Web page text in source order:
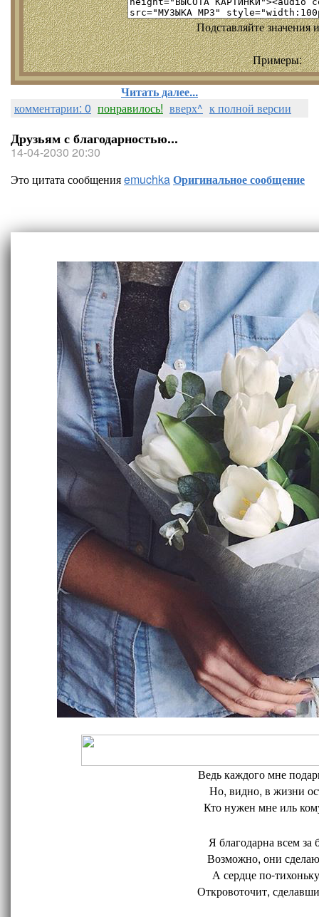
Подставляйте значения
Примеры:
Читать далее...
комментарии: 0 понравилось! вверх^ к полной версии
Друзьям с благодарностью...
14-04-2030 20:30
Это цитата сообщенияemuchkaОригинальное сообщение
Ведь каждого мне
Но, видно, в жизни
Кто нужен мне иль
Я благодарна всем за
Возможно, они
А сердце по-
Откровоточит,